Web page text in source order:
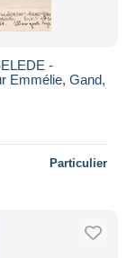
-
Emmélie, Gand,
Particulier